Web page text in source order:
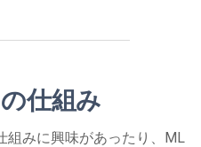
仕組み
組みに興味があったり、ML